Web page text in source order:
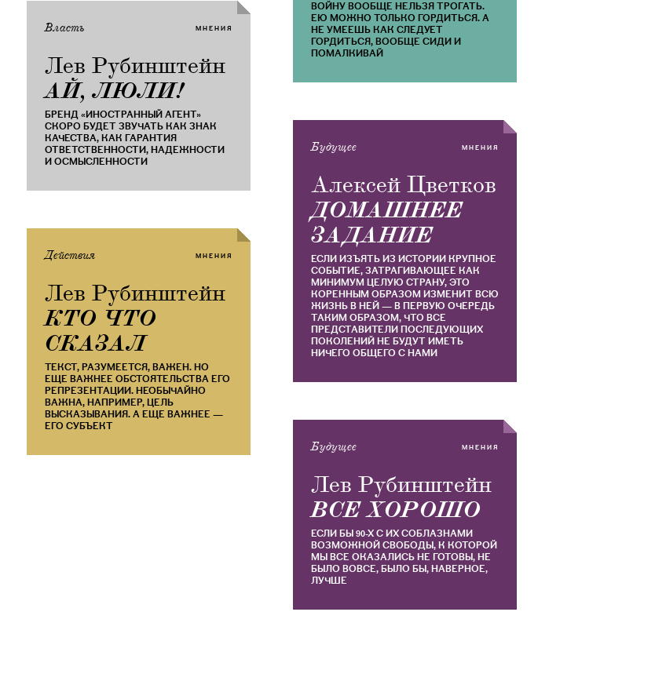
ВОЙНУ ВООБЩЕ НЕЛЬЗЯ ТРОГАТЬ.
ЕЮ МОЖНО ТОЛЬКО ГОРДИТЬСЯ. А
НЕ УМЕЕШЬ КАК СЛЕДУЕТ
ГОРДИТЬСЯ, ВООБЩЕ СИДИ И
ПОМАЛКИВАЙ
МНЕНИЯ
Власть
Лев Рубинштейн
АЙ, ЛЮЛИ!
​БРЕНД «ИНОСТРАННЫЙ АГЕНТ»
СКОРО БУДЕТ ЗВУЧАТЬ КАК ЗНАК
КАЧЕСТВА, КАК ГАРАНТИЯ
ОТВЕТСТВЕННОСТИ, НАДЕЖНОСТИ
И ОСМЫСЛЕННОСТИ
МНЕНИЯ
Будущее
Алексей Цветков
ДОМАШНЕЕ
ЗАДАНИЕ
ЕСЛИ ИЗЪЯТЬ ИЗ ИСТОРИИ КРУПНОЕ
СОБЫТИЕ, ЗАТРАГИВАЮЩЕЕ КАК
МИНИМУМ ЦЕЛУЮ СТРАНУ, ЭТО
КОРЕННЫМ ОБРАЗОМ ИЗМЕНИТ ВСЮ
ЖИЗНЬ В НЕЙ — В ПЕРВУЮ ОЧЕРЕДЬ
ТАКИМ ОБРАЗОМ, ЧТО ВСЕ
ПРЕДСТАВИТЕЛИ ПОСЛЕДУЮЩИХ
ПОКОЛЕНИЙ НЕ БУДУТ ИМЕТЬ
НИЧЕГО ОБЩЕГО С НАМИ
МНЕНИЯ
Действия
Лев Рубинштейн
​КТО ЧТО
СКАЗАЛ
ТЕКСТ, РАЗУМЕЕТСЯ, ВАЖЕН. НО
ЕЩЕ ВАЖНЕЕ ОБСТОЯТЕЛЬСТВА ЕГО
РЕПРЕЗЕНТАЦИИ. НЕОБЫЧАЙНО
ВАЖНА, НАПРИМЕР, ЦЕЛЬ
ВЫСКАЗЫВАНИЯ. А ЕЩЕ ВАЖНЕЕ —
ЕГО СУБЪЕКТ
МНЕНИЯ
Будущее
Лев Рубинштейн
​ВСЕ ХОРОШО
ЕСЛИ БЫ 90-Х С ИХ СОБЛАЗНАМИ
ВОЗМОЖНОЙ СВОБОДЫ, К КОТОРОЙ
МЫ ВСЕ ОКАЗАЛИСЬ НЕ ГОТОВЫ, НЕ
БЫЛО ВОВСЕ, БЫЛО БЫ, НАВЕРНОЕ,
ЛУЧШЕ